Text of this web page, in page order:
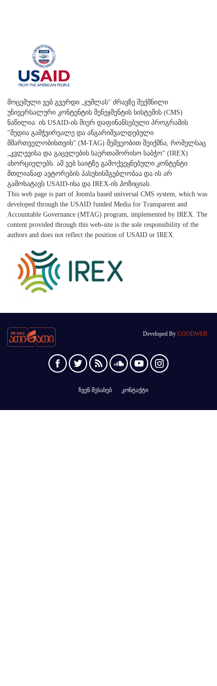
მოცემული ვებ გვერდი „ჯუმლას" ძრავზე შექმნილი
უნივერსალური კონტენტის მენეჯმენტის სისტემის (CMS)
ნაწილია. ის USAID-ის მიერ დაფინანსებული პროგრამის
"მედია გამჭვირვალე და ანგარიშვალდებული
მმართველობისთვის" (M-TAG) მეშვეობით შეიქმნა, რომელსაც
„კვლევისა და გაცვლების საერთაშორისო საბჭო" (IREX)
ახორციელებს. ამ ვებ საიტზე გამოქვეყნებული კონტენტი
მთლიანად ავტორების პასუხისმგებლობაა და ის არ
გამოხატავს USAID-ისა და IREX-ის პოზიციას.
This web page is part of Joomla based universal CMS system, which was
developed through the USAID funded Media for Transparent and
Accountable Governance (MTAG) program, implemented by IREX. The
content provided through this web-site is the sole responsibility of the
authors and does not reflect the position of USAID or IREX.
Developed By GOODWEB
ჩვენ შესახებ კონტაქტი